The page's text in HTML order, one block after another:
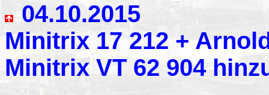
04.10.2015
Minitrix 17 212 +
Minitrix VT 62 904